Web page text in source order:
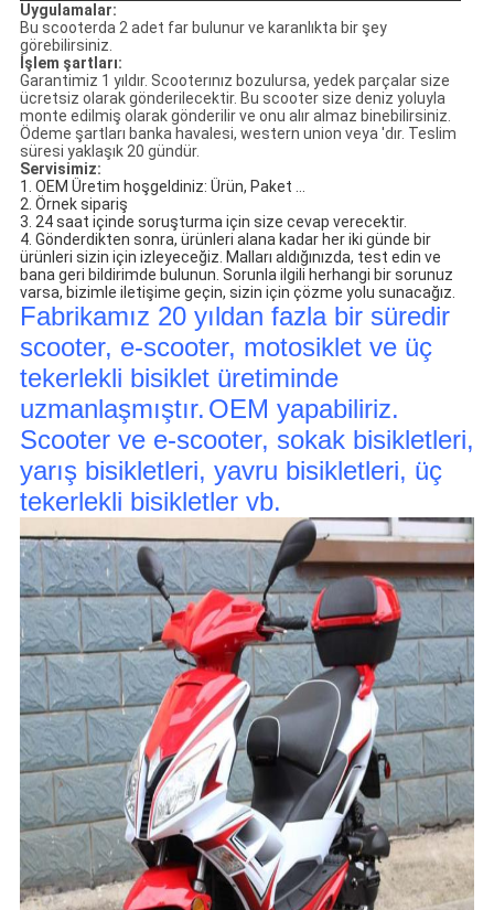
Uygulamalar:
Bu scooterda 2 adet far bulunur ve karanlıkta bir şey
görebilirsiniz.
İşlem şartları:
Garantimiz 1 yıldır. Scooterınız bozulursa, yedek parçalar size
ücretsiz olarak gönderilecektir. Bu scooter size deniz yoluyla
monte edilmiş olarak gönderilir ve onu alır almaz binebilirsiniz.
Ödeme şartları banka havalesi, western union veya 'dır. Teslim
süresi yaklaşık 20 gündür.
Servisimiz:
1. OEM Üretim hoşgeldiniz: Ürün, Paket ...
2. Örnek sipariş
3. 24 saat içinde soruşturma için size cevap verecektir.
4. Gönderdikten sonra, ürünleri alana kadar her iki günde bir
ürünleri sizin için izleyeceğiz. Malları aldığınızda, test edin ve
bana geri bildirimde bulunun. Sorunla ilgili herhangi bir sorunuz
varsa, bizimle iletişime geçin, sizin için çözme yolu sunacağız.
Fabrikamız 20 yıldan fazla bir süredir
scooter, e-scooter, motosiklet ve üç
tekerlekli bisiklet üretiminde
uzmanlaşmıştır. OEM yapabiliriz.
Scooter ve e-scooter, sokak bisikletleri,
yarış bisikletleri, yavru bisikletleri, üç
tekerlekli bisikletler vb.